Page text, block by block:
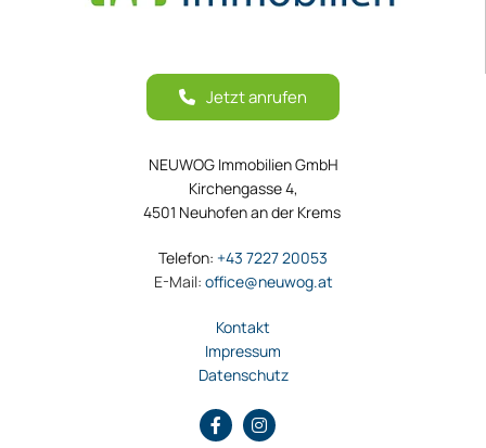
Jetzt anrufen
NEUWOG Immobilien GmbH
Kirchengasse 4,
4501 Neuhofen an der Krems
Telefon: +43 7227 20053
E-Mail: office@neuwog.at
Kontakt
Impressum
Datenschutz